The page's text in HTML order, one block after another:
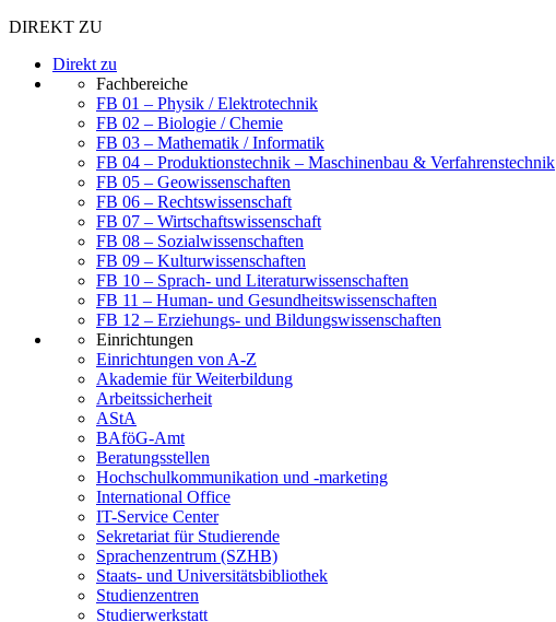
DIREKT ZU
Direkt zu
Fachbereiche
FB 01 – Physik / Elektrotechnik
FB 02 – Biologie / Chemie
FB 03 – Mathematik / Informatik
FB 04 – Produktionstechnik – Maschinenbau & Verfahrenstechnik
FB 05 – Geowissenschaften
FB 06 – Rechtswissenschaft
FB 07 – Wirtschaftswissenschaft
FB 08 – Sozialwissenschaften
FB 09 – Kulturwissenschaften
FB 10 – Sprach- und Literaturwissenschaften
FB 11 – Human- und Gesundheitswissenschaften
FB 12 – Erziehungs- und Bildungswissenschaften
Einrichtungen
Einrichtungen von A-Z
Akademie für Weiterbildung
Arbeitssicherheit
AStA
BAföG-Amt
Beratungsstellen
Hochschulkommunikation und -marketing
International Office
IT-Service Center
Sekretariat für Studierende
Sprachenzentrum (SZHB)
Staats- und Universitätsbibliothek
Studienzentren
Studierwerkstatt